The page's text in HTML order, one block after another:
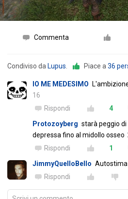
Commenta
Condiviso da Lupus Piace a 36
IO ME MEDESIMO
16
Rispondi
4
Protozoyberg starà peggio di
depressa fino al midollo osseo
Rispondi
1
JimmyQuelloBello Autostima
Rispondi